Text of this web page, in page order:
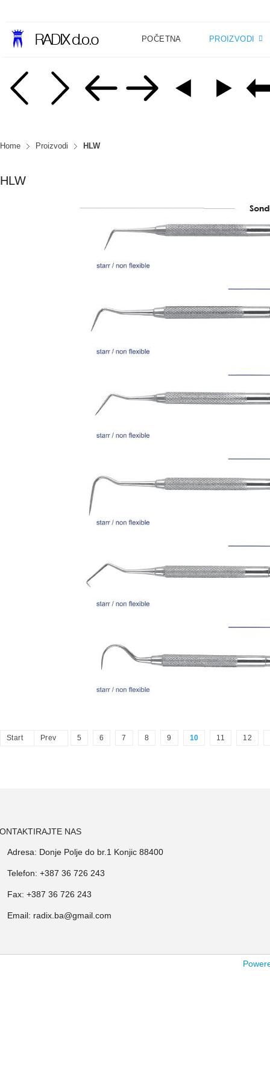
POČETNA PROIZVODI
Home Proizvodi HLW
HLW
Start Prev 5 6 7 8 9 10 11 12
NAS
Adresa: Donje Polje do br.1 Konjic 88400
Telefon: +387 36 726 243
Fax: +387 36 726 243
Email: radix.ba@gmail.com